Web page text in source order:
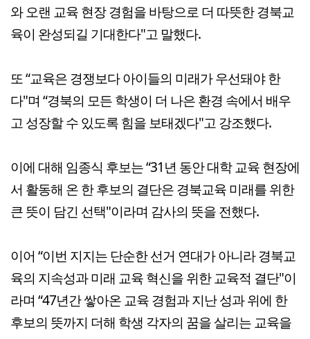
와 오랜 교육 현장 경험을 바탕으로 더 따뜻한 경북교
육이 완성되길 기대한다"고 말했다.
또 “교육은 경쟁보다 아이들의 미래가 우선돼야 한
다"며 “경북의 모든 학생이 더 나은 환경 속에서 배우
고 성장할 수 있도록 힘을 보태겠다"고 강조했다.
이에 대해 임종식 후보는 “31년 동안 대학 교육 현장에
서 활동해 온 한 후보의 결단은 경북교육 미래를 위한
큰 뜻이 담긴 선택"이라며 감사의 뜻을 전했다.
이어 “이번 지지는 단순한 선거 연대가 아니라 경북교
육의 지속성과 미래 교육 혁신을 위한 교육적 결단"이
라며 “47년간 쌓아온 교육 경험과 지난 성과 위에 한
후보의 뜻까지 더해 학생 각자의 꿈을 살리는 교육을